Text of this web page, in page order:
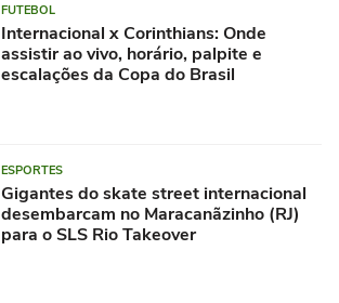
FUTEBOL
Internacional x Corinthians: Onde
assistir ao vivo, horário, palpite e
escalações da Copa do Brasil
ESPORTES
Gigantes do skate street internacional
desembarcam no Maracanãzinho (RJ)
para o SLS Rio Takeover